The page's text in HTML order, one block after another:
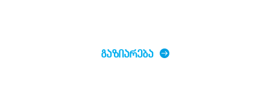
ᲒᲐᲖᲘᲐᲠᲔᲑᲐ